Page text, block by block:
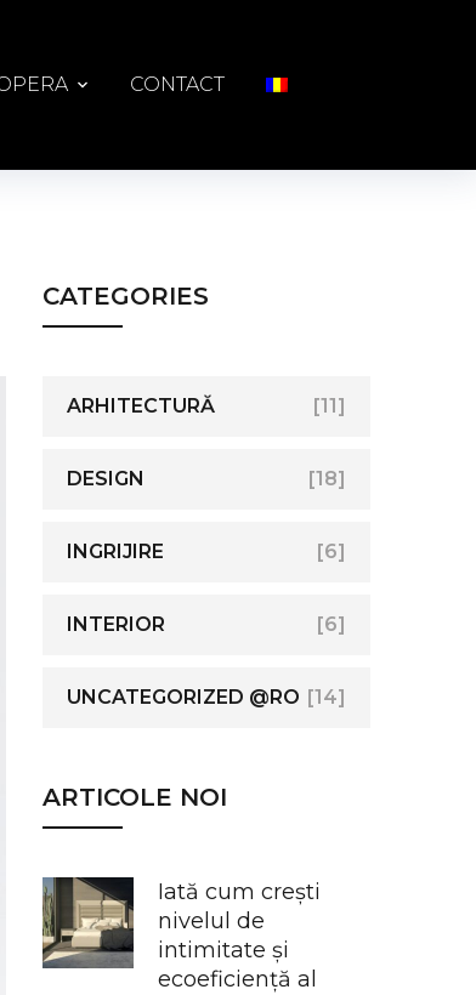
CONTACT
CATEGORIES
ARHITECTURĂ [11]
DESIGN [18]
INGRIJIRE [6]
INTERIOR [6]
UNCATEGORIZED @RO [14]
ARTICOLE NOI
Iată cum crești
nivelul de
intimitate și
ecoeficiență al